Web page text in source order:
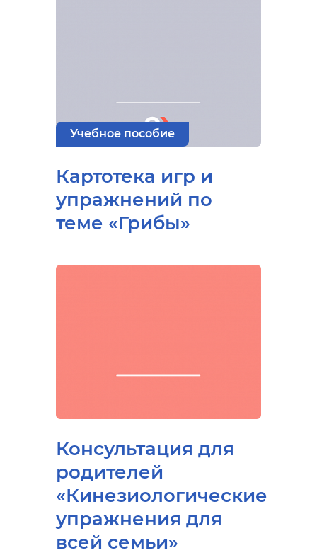
Учебное пособие
Картотека игр и
упражнений по
теме «Грибы»
Консультация для
родителей
«Кинезиологические
упражнения для
всей семьи»